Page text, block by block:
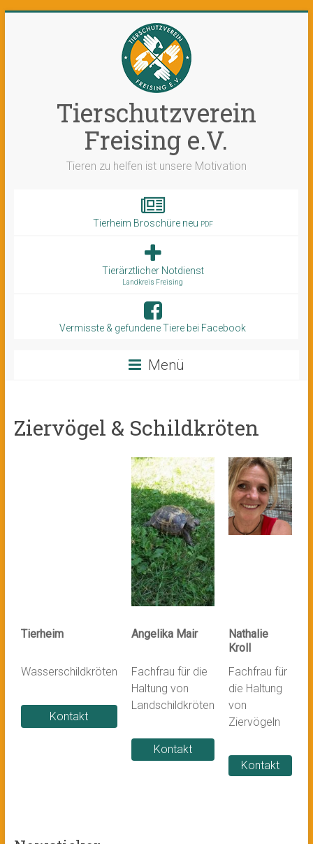
Tierschutzverein
Freising e.V.
Tieren zu helfen ist unsere Motivation
Tierheim Broschüre neu PDF
Tierärztlicher Notdienst
Landkreis Freising
Vermisste & gefundene Tiere bei Facebook
Menü
Ziervögel & Schildkröten
Tierheim Angelika Mair
Nathalie
Kroll
Wasserschildkröten
Kontakt
Fachfrau für die
Haltung von
Landschildkröten
Kontakt
Fachfrau für
die Haltung
von
Ziervögeln
Kontakt